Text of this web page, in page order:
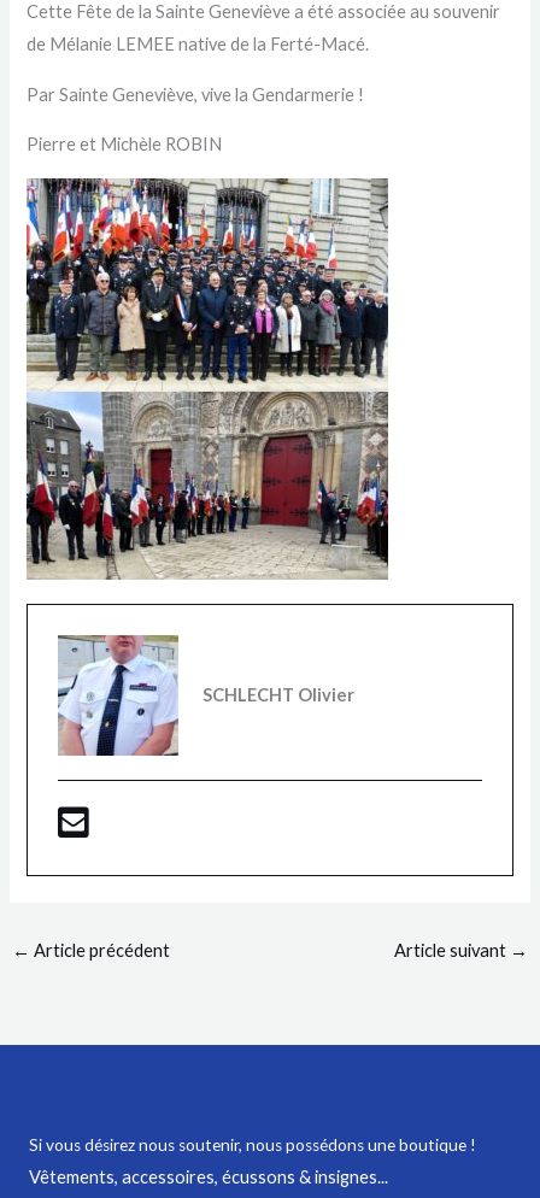
Cette Fête de la Sainte Geneviève a été associée au souvenir
de Mélanie LEMEE native de la Ferté-Macé.
Par Sainte Geneviève, vive la Gendarmerie !
Pierre et Michèle ROBIN
SCHLECHT Olivier
← Article précédent Article suivant →
Si vous désirez nous soutenir, nous possédons une boutique !
Vêtements, accessoires, écussons & insignes...